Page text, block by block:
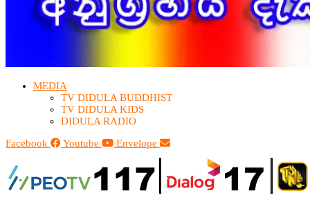
MEDIA
TV DIDULA BUDDHIST​
TV DIDULA KIDS
DIDULA RADIO
Facebook
Youtube Envelope